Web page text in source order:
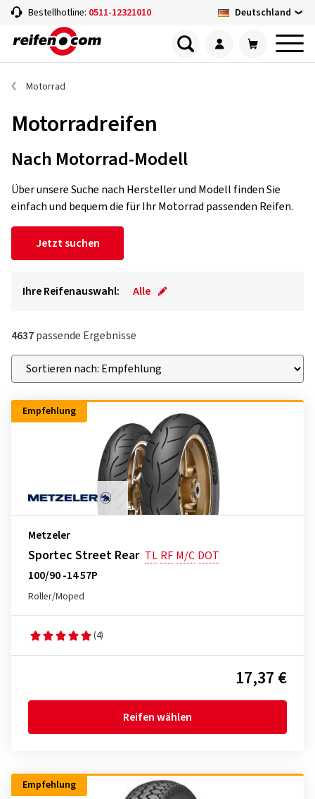
Bestellhotline: 0511-12321010 Deutschland
Motorrad
Motorradreifen
Nach Motorrad-Modell
Über unsere Suche nach Hersteller und Modell finden Sie
einfach und bequem die für Ihr Motorrad passenden Reifen.
Jetzt suchen
Ihre Reifenauswahl: Alle
4637passende Ergebnisse
Empfehlung
Metzeler
Sportec Street Rear TL RF M/C DOT
100/90 -14 57P
Roller/Moped
(4)
17,37 €
Reifen wählen
Empfehlung